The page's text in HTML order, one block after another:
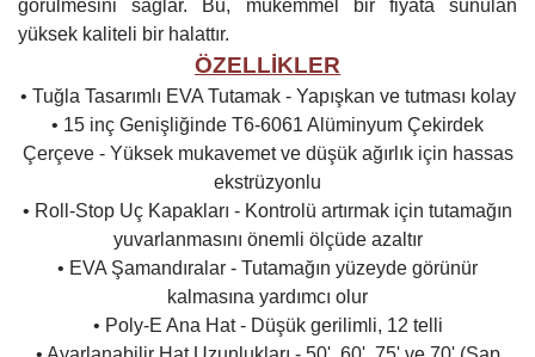
görülmesini sağlar. Bu, mükemmel bir fiyata sunulan
yüksek kaliteli bir halattır.
ÖZELLİKLER
• Tuğla Tasarımlı EVA Tutamak - Yapışkan ve tutması kolay
• 15 inç Genişliğinde T6-6061 Alüminyum Çekirdek
Çerçeve - Yüksek mukavemet ve düşük ağırlık için hassas
ekstrüzyonlu
• Roll-Stop Uç Kapakları - Kontrolü artırmak için tutamağın
yuvarlanmasını önemli ölçüde azaltır
• EVA Şamandıralar - Tutamağın yüzeyde görünür
kalmasına yardımcı olur
• Poly-E Ana Hat - Düşük gerilimli, 12 telli